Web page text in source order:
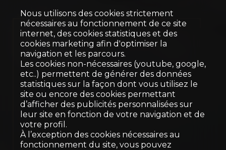
Duplex
Territet
Nous utilisons des cookies strictement
nécessaires au fonctionnement de ce site
internet, des cookies statistiques et des
cookies marketing afin d'optimiser la
navigation et les parcours.
Les cookies non-nécessaires (youtube, google,
etc..) permettent de générer des données
statistiques sur la façon dont vous utilisez le
site ou encore des cookies permettant
d’afficher des publicités personnalisées sur
leur site en fonction de votre navigation et de
votre profil.
À l’exception des cookies nécessaires au
fonctionnement du site, vous pouvez